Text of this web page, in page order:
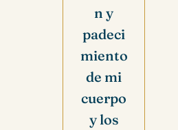
n y
padeci
miento
de mi
cuerpo
y los